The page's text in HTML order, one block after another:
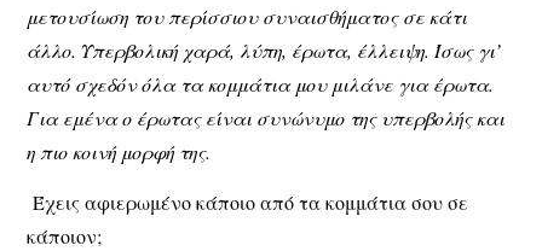
μετουσίωση του περίσσιου συναισθήματος σε κάτι
άλλο. Υπερβολική χαρά, λύπη, έρωτα, έλλειψη. Ίσως γι’
αυτό σχεδόν όλα τα κομμάτια μου μιλάνε για έρωτα.
Για εμένα ο έρωτας είναι συνώνυμο της υπερβολής και
η πιο κοινή μορφή της.
Έχεις αφιερωμένο κάποιο από τα κομμάτια σου σε
κάποιον;